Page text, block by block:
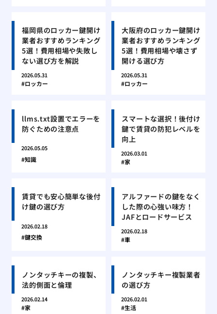
福岡県のロッカー鍵開け
業者おすすめランキング
5選！費用相場や失敗し
ない選び方を解説
2026.05.31
ロッカー
大阪府のロッカー鍵開け
業者おすすめランキング
5選！費用相場や壊さず
開ける選び方
2026.05.31
ロッカー
llms.txt設置でエラーを
防ぐための注意点
2026.05.05
知識
スマートな選択！後付け
鍵で賃貸の防犯レベルを
向上
2026.03.01
家
賃貸でも安心簡単な後付
け鍵の選び方
2026.02.18
鍵交換
アルファードの鍵をなく
した際の心強い味方！
JAFとロードサービス
2026.02.18
車
ノンタッチキーの複製、
法的側面と倫理
2026.02.14
家
ノンタッチキー複製業者
の選び方
2026.02.01
生活